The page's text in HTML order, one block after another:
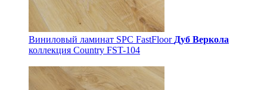
Виниловый ламинат SPC FastFloorДуб Веркола
коллекция Country FST-104